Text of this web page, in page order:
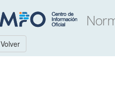
Volver